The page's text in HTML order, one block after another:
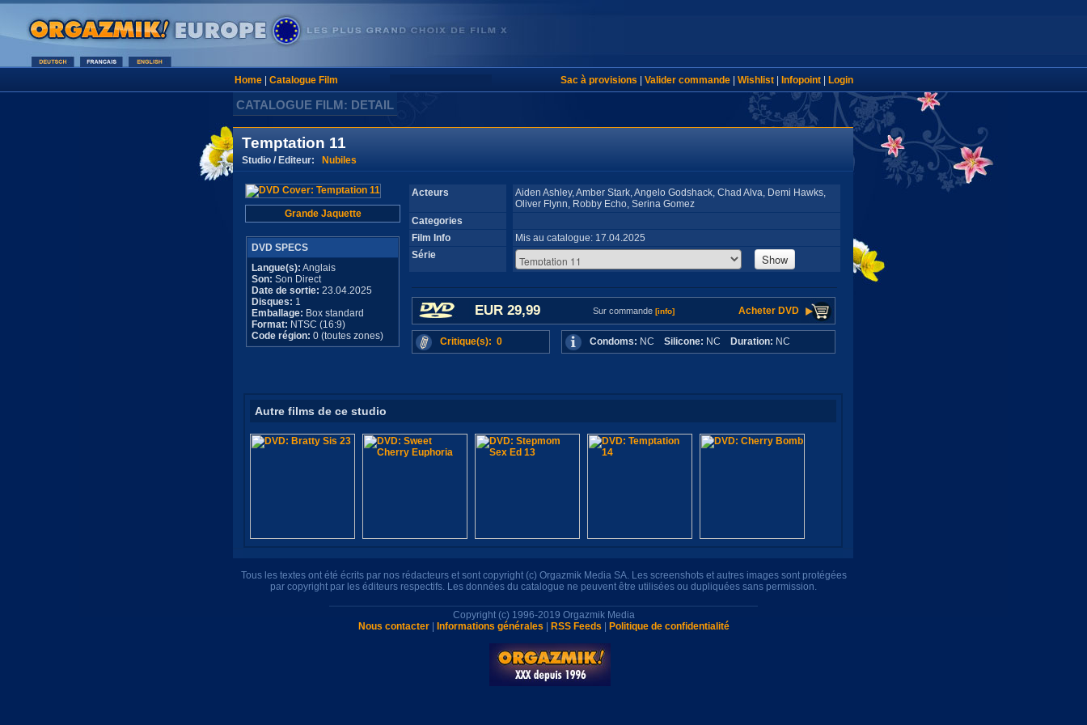
Home| Catalogue Film Sac à provisions Valider commande| Wishlist| Infopoint| Login
CATALOGUE FILM: DETAIL
Temptation 11
Studio / Editeur: Nubiles
Grande Jaquette
DVD SPECS
Langue(s): Anglais
Son: Son Direct
Date de sortie: 23.04.2025
Disques: 1
Emballage: Box standard
Format: NTSC (16:9)
Code région: 0 (toutes zones)
Acteurs
Aiden Ashley, Amber Stark, Angelo Godshack, Chad Alva, Demi Hawks,
Oliver Flynn, Robby Echo, Serina Gomez
Categories
Film Info
Mis au catalogue: 17.04.2025
Série
Show
EUR 29,99 Sur commande [info] Acheter DVD
Critique(s): 0 Condoms: NC Silicone: NC Duration: NC
Autre films de ce studio
Tous les textes ont été écrits par nos rédacteurs et sont copyright (c) Orgazmik Media SA. Les screenshots et autres images sont protégées
par copyright par les éditeurs respectifs. Les données du catalogue ne peuvent être utilisées ou dupliquées sans permission.
Copyright (c) 1996-2019 Orgazmik Media
Nous contacter| Informations générales RSS Feeds Politique de confidentialité